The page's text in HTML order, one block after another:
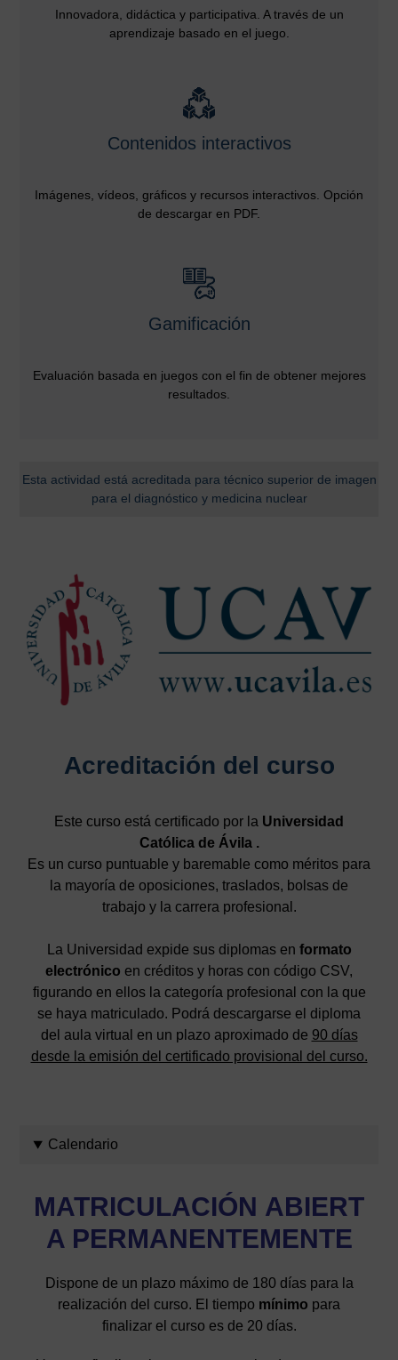
Innovadora, didáctica y participativa. A través de un
aprendizaje basado en el juego.
Contenidos interactivos
Imágenes, vídeos, gráficos y recursos interactivos. Opción
de descargar en PDF.
Gamificación
Evaluación basada en juegos con el fin de obtener mejores
resultados.
Esta actividad está acreditada para técnico superior de imagen
para el diagnóstico y medicina nuclear
Acreditación del curso
Este curso está certificado por la Universidad
Católica de Ávila .
Es un curso puntuable y baremable como méritos para
la mayoría de oposiciones, traslados, bolsas de
trabajo y la carrera profesional.
La Universidad expide sus diplomas en formato
electrónico en créditos y horas con código CSV,
figurando en ellos la categoría profesional con la que
se haya matriculado. Podrá descargarse el diploma
del aula virtual en un plazo aproximado de 90 días
desde la emisión del certificado provisional del curso.
Calendario
MATRICULACIÓN ABIERT
A PERMANENTEMENTE
Dispone de un plazo máximo de 180 días para la
realización del curso. El tiempo mínimo para
finalizar el curso es de 20 días.